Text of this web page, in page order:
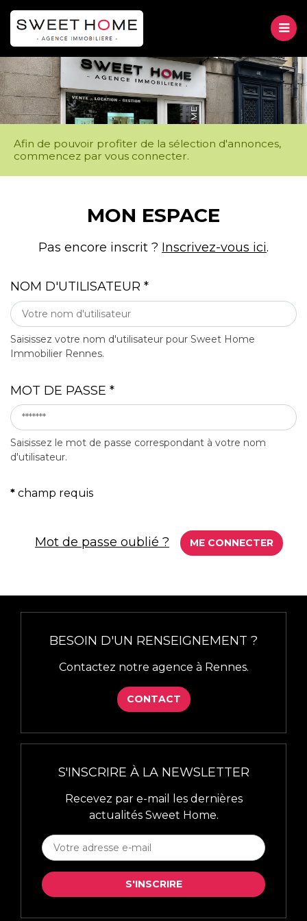
MESSAGE
Afin de pouvoir profiter de la sélection d'annonces,
commencez par vous connecter.
MON ESPACE
Pas encore inscrit ? Inscrivez-vous ici.
NOM D'UTILISATEUR *
Saisissez votre nom d'utilisateur pour Sweet Home
Immobilier Rennes.
MOT DE PASSE *
Saisissez le mot de passe correspondant à votre nom
d'utilisateur.
* champ requis
Mot de passe oublié ? ME CONNECTER
BESOIN D'UN RENSEIGNEMENT ?
Contactez notre agence à Rennes.
CONTACT
S'INSCRIRE À LA NEWSLETTER
Recevez par e-mail les dernières
actualités Sweet Home.
À
LA
NEWSLETTER
S'INSCRIRE
VENTE
LOCATION
GESTION
CONTACT